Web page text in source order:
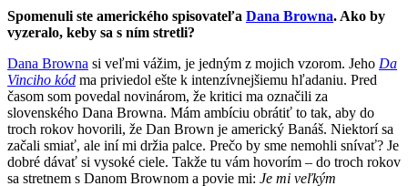
Spomenuli ste amerického spisovateľa Dana Browna. Ako by
vyzeralo, keby sa s ním stretli?
Dana Browna si veľmi vážim, je jedným z mojich vzorom. Jeho Da
Vinciho kód ma priviedol ešte k intenzívnejšiemu hľadaniu. Pred
časom som povedal novinárom, že kritici ma označili za
slovenského Dana Browna. Mám ambíciu obrátiť to tak, aby do
troch rokov hovorili, že Dan Brown je americký Banáš. Niektorí sa
začali smiať, ale iní mi držia palce. Prečo by sme nemohli snívať? Je
dobré dávať si vysoké ciele. Takže tu vám hovorím – do troch rokov
sa stretnem s Danom Brownom a povie mi: Je mi veľkým